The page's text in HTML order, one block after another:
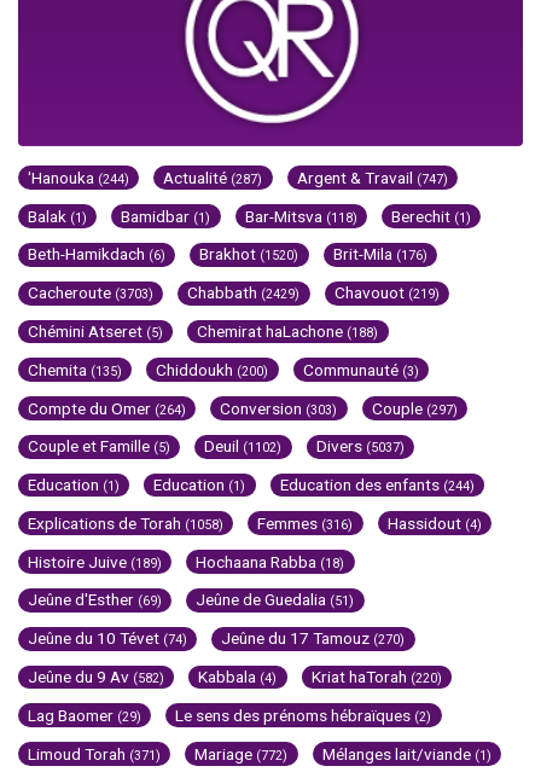
'Hanouka (244) Actualité (287) Argent & Travail (747)
Balak (1) Bamidbar (1) Bar-Mitsva (118) Berechit (1)
Beth-Hamikdach (6) Brakhot (1520) Brit-Mila (176)
Cacheroute (3703) Chabbath (2429) Chavouot (219)
Chémini Atseret (5) Chemirat haLachone (188)
Chemita (135) Chiddoukh (200) Communauté (3)
Compte du Omer (264) Conversion (303) Couple (297)
Couple et Famille (5) Deuil (1102) Divers (5037)
Education (1) Education (1) Education des enfants (244)
Explications de Torah (1058) Femmes (316) Hassidout (4)
Histoire Juive (189) Hochaana Rabba (18)
Jeûne d'Esther (69) Jeûne de Guedalia (51)
Jeûne du 10 Tévet (74) Jeûne du 17 Tamouz (270)
Jeûne du 9 Av (582) Kabbala (4) Kriat haTorah (220)
Lag Baomer (29) Le sens des prénoms hébraïques (2)
Limoud Torah (371) Mariage (772) Mélanges lait/viande (1)